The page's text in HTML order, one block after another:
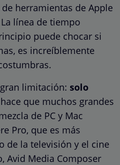
herramientas de Apple
línea de tiempo
puede chocar si
es increíblemente
limitación: solo
que muchos grandes
de PC y Mac
Pro, que es más
de la televisión y el cine
Avid Media Composer